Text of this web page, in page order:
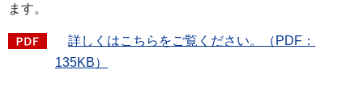
ます。
詳しくはこちらをご覧ください。（PDF：
135KB）